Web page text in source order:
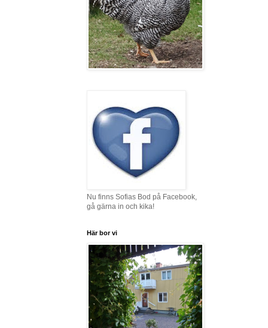
Nu finns Sofias Bod på Facebook,
gå gärna in och kika!
Här bor vi